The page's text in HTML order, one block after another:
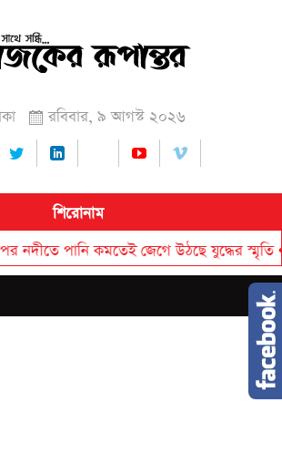
রবিবার, ৯ আগস্ট ২০২৬
শিরোনাম
পানি কমতেই জেগে উঠছে যুদ্ধের স্মৃতি•